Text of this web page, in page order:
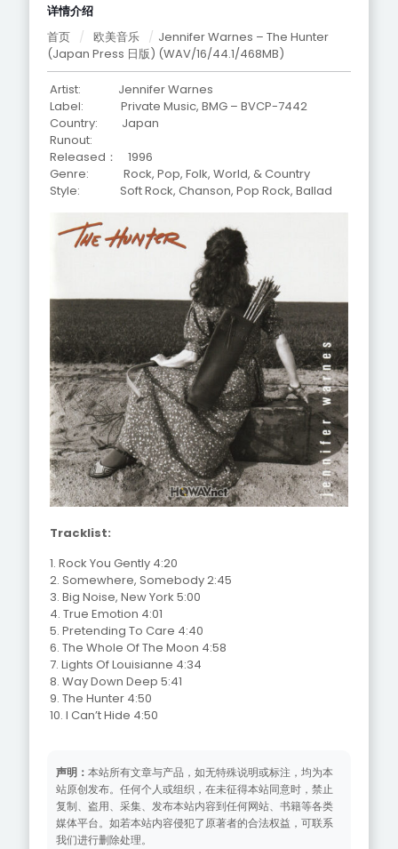
详情介绍
首页
/ 欧美音乐 / Jennifer Warnes – The Hunter
(Japan Press 日版) (WAV/16/44.1/468MB)
Artist: Jennifer Warnes
Label: Private Music, BMG – BVCP-7442
Country: Japan
Runout:
Released： 1996
Genre: Rock, Pop, Folk, World, & Country
Style: Soft Rock, Chanson, Pop Rock, Ballad
Tracklist:
1. Rock You Gently 4:20
2. Somewhere, Somebody 2:45
3. Big Noise, New York 5:00
4. True Emotion 4:01
5. Pretending To Care 4:40
6. The Whole Of The Moon 4:58
7. Lights Of Louisianne 4:34
8. Way Down Deep 5:41
9. The Hunter 4:50
10. I Can’t Hide 4:50
声明： 本站所有文章与产品，如无特殊说明或标注，均为本
站原创发布。任何个人或组织，在未征得本站同意时，禁止
复制、盗用、采集、发布本站内容到任何网站、书籍等各类
媒体平台。如若本站内容侵犯了原著者的合法权益，可联系
我们进行删除处理。